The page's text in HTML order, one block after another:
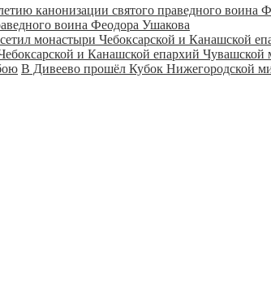
воина Феодора Ушакова
и Канашской епархий Чувашской
В Дивеево прошёл Кубок Нижегородской